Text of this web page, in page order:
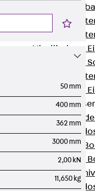
Nivellierbare
Nivellierbare
Nivellierbare
Zurück
Zubehör für
Nivellierbare
Zubehör für
50 mm
400 mm
362 mm
3000 mm
2,00 kN
11,650 kg